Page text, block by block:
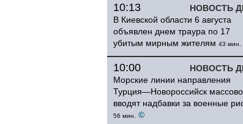
НОВОСТЬ
10:13
В Киевской области 6 августа
объявлен днем траура по 17
убитым мирным жителям 43 мин.
НОВОСТЬ
10:00
Морские линии направления
Турция—Новороссийск массово
вводят надбавки за военные
56 мин. ©